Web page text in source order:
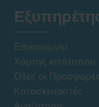
Επικοινωνία
Χάρτης ιστότοπου
Όλες οι Προσφορές
Κατασκευαστές